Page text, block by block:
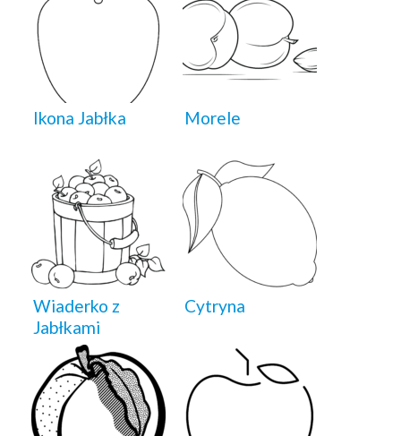
Ikona Jabłka Morele
Wiaderko z
Jabłkami
Cytryna